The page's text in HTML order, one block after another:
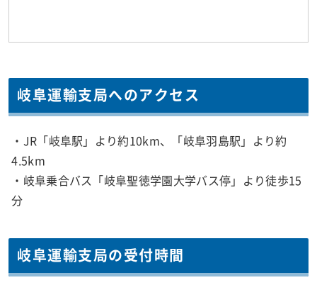
岐阜運輸支局へのアクセス
・JR「岐阜駅」より約10km、「岐阜羽島駅」より約
4.5km
・岐阜乗合バス「岐阜聖徳学園大学バス停」より徒歩15
分
岐阜運輸支局の受付時間